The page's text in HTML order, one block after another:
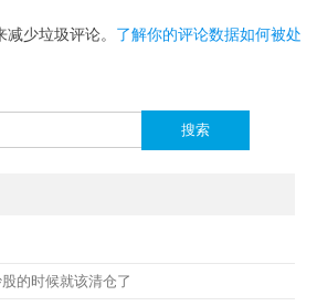
少垃圾评论。 了解你的评论数据如何被处
的时候就该清仓了